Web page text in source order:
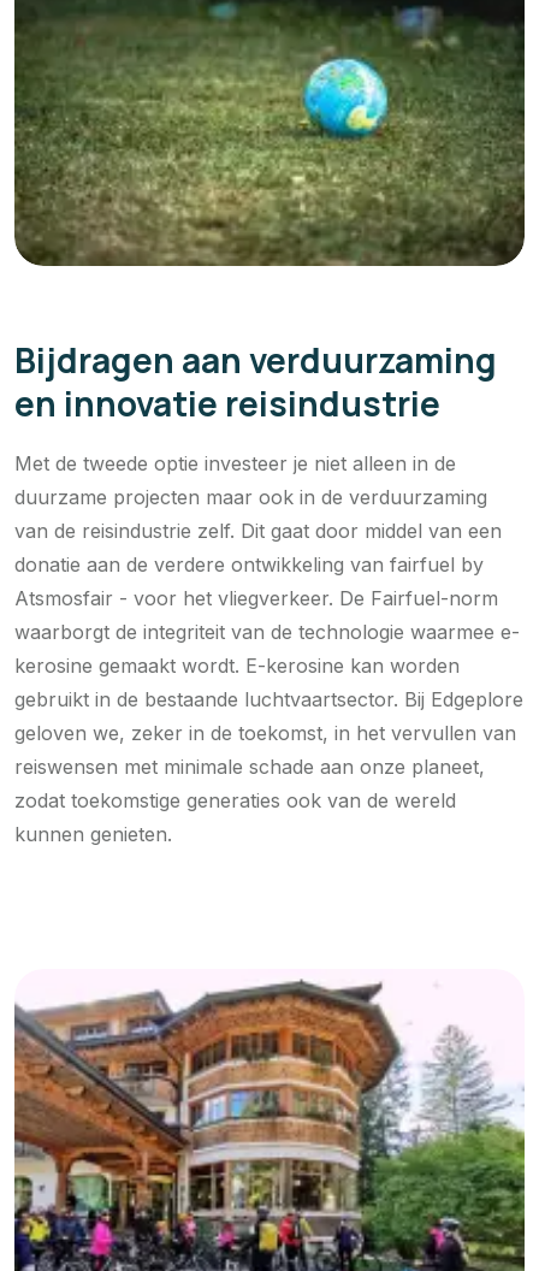
Bijdragen aan verduurzaming
en innovatie reisindustrie
Met de tweede optie investeer je niet alleen in de
duurzame projecten maar ook in de verduurzaming
van de reisindustrie zelf. Dit gaat door middel van een
donatie aan de verdere ontwikkeling van fairfuel by
Atsmosfair - voor het vliegverkeer. De Fairfuel-norm
waarborgt de integriteit van de technologie waarmee e-
kerosine gemaakt wordt. E-kerosine kan worden
gebruikt in de bestaande luchtvaartsector. Bij Edgeplore
geloven we, zeker in de toekomst, in het vervullen van
reiswensen met minimale schade aan onze planeet,
zodat toekomstige generaties ook van de wereld
kunnen genieten.